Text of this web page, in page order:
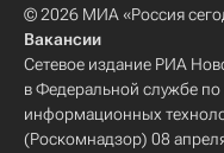
© 2026 МИА «Россия
Вакансии
Сетевое издание РИА
в Федеральной службе по
информационных
(Роскомнадзор) 08